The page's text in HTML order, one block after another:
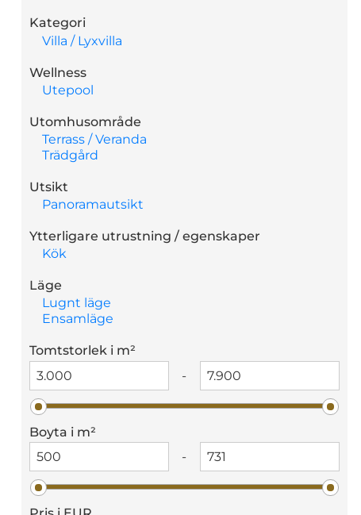
Kategori
Villa / Lyxvilla
Wellness
Utepool
Utomhusområde
Terrass / Veranda
Trädgård
Utsikt
Panoramautsikt
Ytterligare utrustning / egenskaper
Kök
Läge
Lugnt läge
Ensamläge
Tomtstorlek i m²
-
Boyta i m²
-